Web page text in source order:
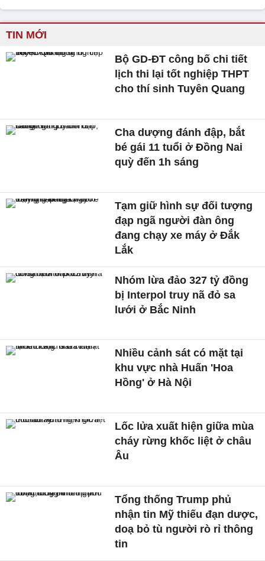
TIN MỚI
Bộ GD-ĐT công bố chi tiết
lịch thi lại tốt nghiệp THPT
cho thí sinh Tuyên Quang
Cha dượng đánh đập, bắt
bé gái 11 tuổi ở Đồng Nai
quỳ đến 1h sáng
Tạm giữ hình sự đối tượng
đạp ngã người đàn ông
đang chạy xe máy ở Đắk
Lắk
Nhóm lừa đảo 327 tỷ đồng
bị Interpol truy nã đỏ sa
lưới ở Bắc Ninh
Nhiều cảnh sát có mặt tại
khu vực nhà Huấn 'Hoa
Hồng' ở Hà Nội
Lốc lửa xuất hiện giữa mùa
cháy rừng khốc liệt ở châu
Âu
Tổng thống Trump phủ
nhận tin Mỹ thiếu đạn dược,
doạ bỏ tù người rò rỉ thông
tin